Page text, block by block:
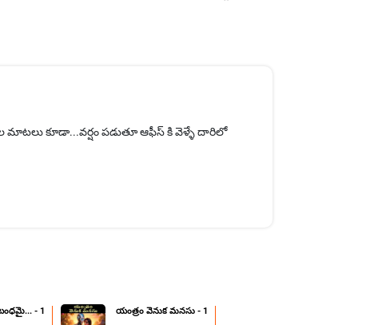
కూడా...వర్షం పడుతూ ఆఫీస్ కి వెళ్ళే దారిలో
- 1 యంత్రం వెనుక మనసు - 1